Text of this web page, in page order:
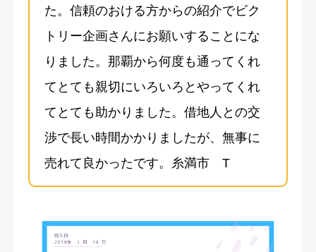
た。信頼のおける方からの紹介でビク
トリー企画さんにお願いすることにな
りました。那覇から何度も通ってくれ
てとても親切にいろいろとやってくれ
てとても助かりました。借地人との交
渉で長い時間かかりましたが、無事に
売れて良かったです。糸満市 T